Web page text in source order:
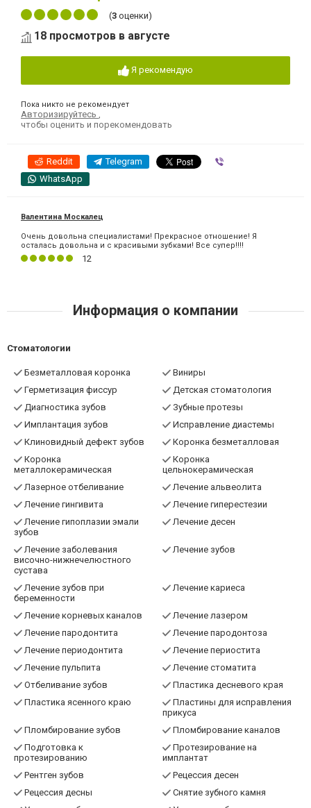
(3 оценки)
18 просмотров в августе
Я рекомендую
Пока никто не рекомендует
Авторизируйтесь
чтобы оценить и порекомендовать
Reddit Telegram
WhatsApp
Валентина Москалец
Очень довольна специалистами! Прекрасное отношение! Я
осталась довольна и с красивыми зубками! Все супер!!!!
12
Информация о компании
Стоматологии
Безметалловая коронка
Виниры
Герметизация фиссур
Детская стоматология
Диагностика зубов
Зубные протезы
Имплантация зубов
Исправление диастемы
Клиновидный дефект зубов
Коронка безметалловая
Коронка
металлокерамическая
Коронка
цельнокерамическая
Лазерное отбеливание
Лечение альвеолита
Лечение гингивита
Лечение гиперестезии
Лечение гипоплазии эмали
зубов
Лечение десен
Лечение заболевания
височно-нижнечелюстного
сустава
Лечение зубов
Лечение зубов при
беременности
Лечение кариеса
Лечение корневых каналов
Лечение лазером
Лечение пародонтита
Лечение пародонтоза
Лечение периодонтита
Лечение периостита
Лечение пульпита
Лечение стоматита
Отбеливание зубов
Пластика десневого края
Пластика ясенного краю
Пластины для исправления
прикуса
Пломбирование зубов
Пломбирование каналов
Подготовка к
протезированию
Протезирование на
имплантат
Рентген зубов
Рецессия десен
Рецессия десны
Снятие зубного камня